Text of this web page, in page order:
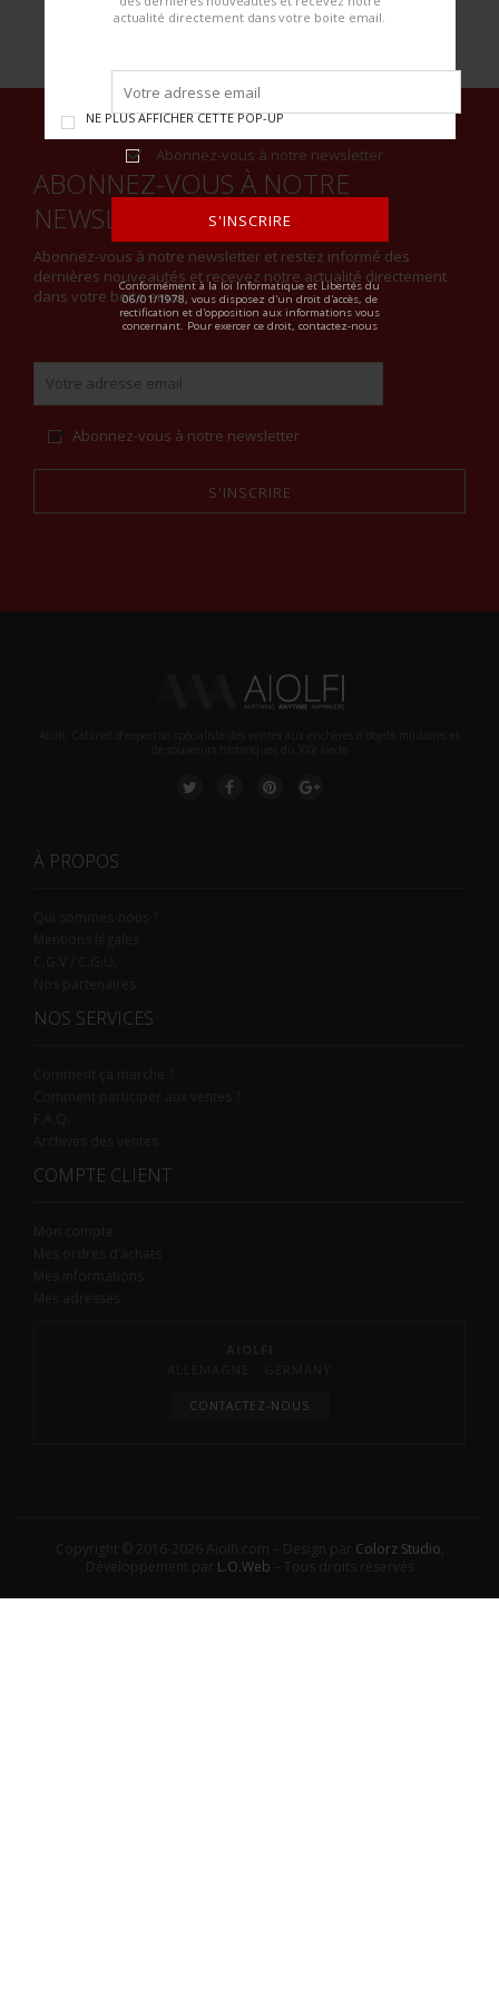
actualité directement dans votre boite email.
Abonnez-vous à notre newsletter
S'INSCRIRE
ALTERNATIVE:
Conformément à la loi Informatique et Libertés du
06/01/1978, vous disposez d'un droit d'accès, de
rectification et d'opposition aux informations vous
concernant. Pour exercer ce droit, contactez-nous
NE PLUS AFFICHER CETTE POP-UP
ABONNEZ-VOUS À NOTRE
NEWSLETTER
Abonnez-vous à notre newsletter et restez informé des
dernières nouveautés et recevez notre actualité directement
dans votre boite email.
Abonnez-vous à notre newsletter
S'INSCRIRE
À PROPOS
NOS SERVICES
COMPTE CLIENT
CONTACTEZ-NOUS
Colorz Studio
L.O.Web